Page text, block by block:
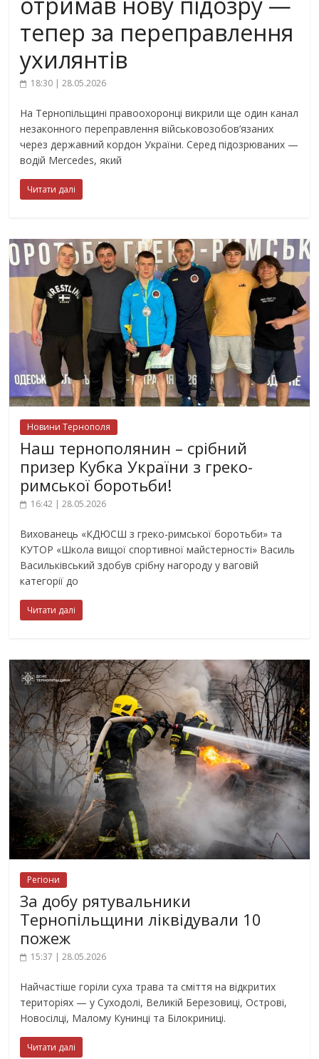
тепер за переправлення
ухилянтів
18:30 | 28.05.2026
На Тернопільщині правоохоронці викрили ще один канал
незаконного переправлення військовозобов’язаних
через державний кордон України. Серед підозрюваних —
водій Mercedes, який
Читати далі
Новини Тернополя
Наш тернополянин – срібний
призер Кубка України з греко-
римської боротьби!
16:42 | 28.05.2026
Вихованець «КДЮСШ з греко-римської боротьби» та
КУТОР «Школа вищої спортивної майстерності» Василь
Васильківський здобув срібну нагороду у ваговій
категорії до
Читати далі
Регіони
За добу рятувальники
Тернопільщини ліквідували 10
пожеж
15:37 | 28.05.2026
Найчастіше горіли суха трава та сміття на відкритих
територіях — у Суходолі, Великій Березовиці, Острові,
Новосілці, Малому Кунинці та Білокриниці.
Читати далі